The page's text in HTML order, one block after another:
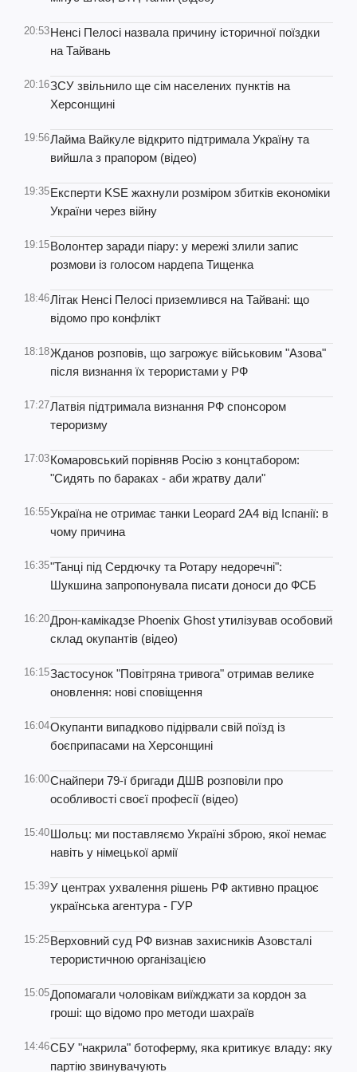
20:53Ненсі Пелосі назвала причину історичної поїздки
на Тайвань
20:16ЗСУ звільнило ще сім населених пунктів на
Херсонщині
19:56Лайма Вайкуле відкрито підтримала Україну та
вийшла з прапором (відео)
19:35Експерти KSE жахнули розміром збитків економіки
України через війну
19:15Волонтер заради піару: у мережі злили запис
розмови із голосом нардепа Тищенка
18:46Літак Ненсі Пелосі приземлився на Тайвані: що
відомо про конфлікт
18:18Жданов розповів, що загрожує військовим "Азова"
після визнання їх терористами у РФ
17:27Латвія підтримала визнання РФ спонсором
тероризму
17:03Комаровський порівняв Росію з концтабором:
"Сидять по бараках - аби жратву дали"
16:55Україна не отримає танки Leopard 2А4 від Іспанії: в
чому причина
16:35"Танці під Сердючку та Ротару недоречні":
Шукшина запропонувала писати доноси до ФСБ
16:20Дрон-камікадзе Phoenix Ghost утилізував особовий
склад окупантів (відео)
16:15Застосунок "Повітряна тривога" отримав велике
оновлення: нові сповіщення
16:04Окупанти випадково підірвали свій поїзд із
боєприпасами на Херсонщині
16:00Снайпери 79-ї бригади ДШВ розповіли про
особливості своєї професії (відео)
15:40Шольц: ми поставляємо Україні зброю, якої немає
навіть у німецької армії
15:39У центрах ухвалення рішень РФ активно працює
українська агентура - ГУР
15:25Верховний суд РФ визнав захисників Азовсталі
терористичною організацією
15:05Допомагали чоловікам виїжджати за кордон за
гроші: що відомо про методи шахраїв
14:46СБУ "накрила" ботоферму, яка критикує владу: яку
партію звинувачують